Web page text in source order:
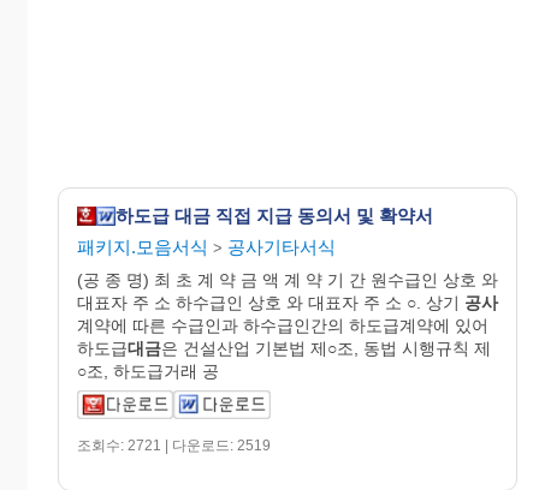
하도급 대금 직접 지급 동의서 및 확약서
패키지.모음서식 > 공사기타서식
(공 종 명) 최 초 계 약 금 액 계 약 기 간 원수급인 상호 와
대표자 주 소 하수급인 상호 와 대표자 주 소 ○. 상기 공사
계약에 따른 수급인과 하수급인간의 하도급계약에 있어
하도급대금은 건설산업 기본법 제○조, 동법 시행규칙 제
○조, 하도급거래 공
조회수: 2721 | 다운로드: 2519